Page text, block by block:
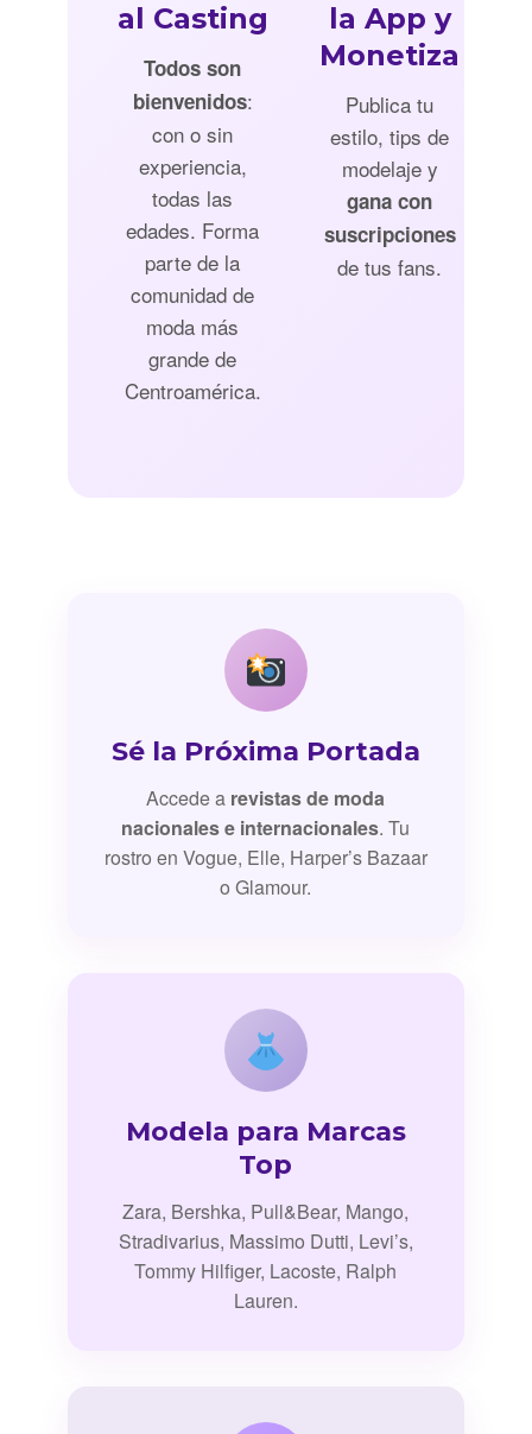
al Casting
Todos son
bienvenidos:
con o sin
experiencia,
todas las
edades. Forma
parte de la
comunidad de
moda más
grande de
Centroamérica.
la App y
Monetiza
Publica tu
estilo, tips de
modelaje y
gana con
suscripciones
de tus fans.
Sé la Próxima Portada
Accede a revistas de moda
nacionales e internacionales. Tu
rostro en Vogue, Elle, Harper’s Bazaar
o Glamour.
Modela para Marcas
Top
Zara, Bershka, Pull&Bear, Mango,
Stradivarius, Massimo Dutti, Levi’s,
Tommy Hilfiger, Lacoste, Ralph
Lauren.